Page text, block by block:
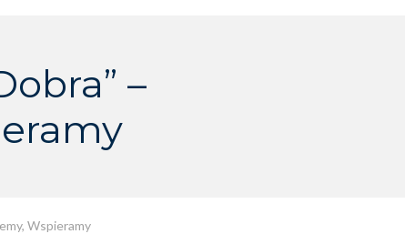
–
Wspieramy